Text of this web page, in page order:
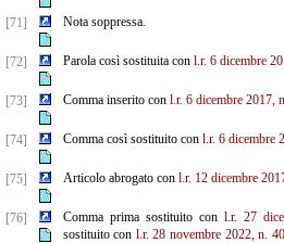
[71] Nota soppressa.
[72] Parola così sostituita con l.r. 6 dicembre
[73] Comma inserito con l.r. 6 dicembre 2017,
[74] Comma così sostituito con l.r. 6 dicembre
[75] Articolo abrogato con l.r. 12 dicembre
[76] Comma prima sostituito con l.r. 27
sostituito con l.r. 28 novembre 2022, n. 40